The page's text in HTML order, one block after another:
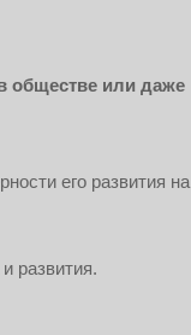
обществе или даже
его развития на
развития.